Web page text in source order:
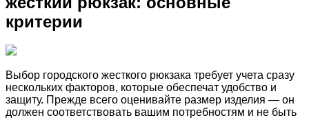
критерии
Выбор городского жесткого рюкзака требует учета сразу
нескольких факторов, которые обеспечат удобство и
защиту. Прежде всего оценивайте размер изделия — он
должен соответствовать вашим потребностям и не быть